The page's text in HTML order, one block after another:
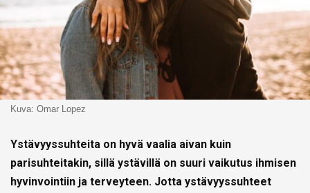
Kuva: Omar Lopez
Ystävyyssuhteita on hyvä vaalia aivan kuin
parisuhteitakin, sillä ystävillä on suuri vaikutus ihmisen
hyvinvointiin ja terveyteen. Jotta ystävyyssuhteet